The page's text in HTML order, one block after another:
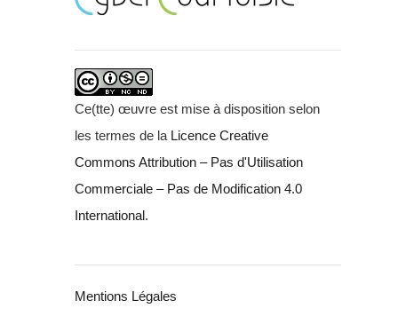
Ce(tte) œuvre est mise à disposition selon
les termes de la Licence Creative
Commons Attribution – Pas d'Utilisation
Commerciale – Pas de Modification 4.0
International.
Mentions Légales